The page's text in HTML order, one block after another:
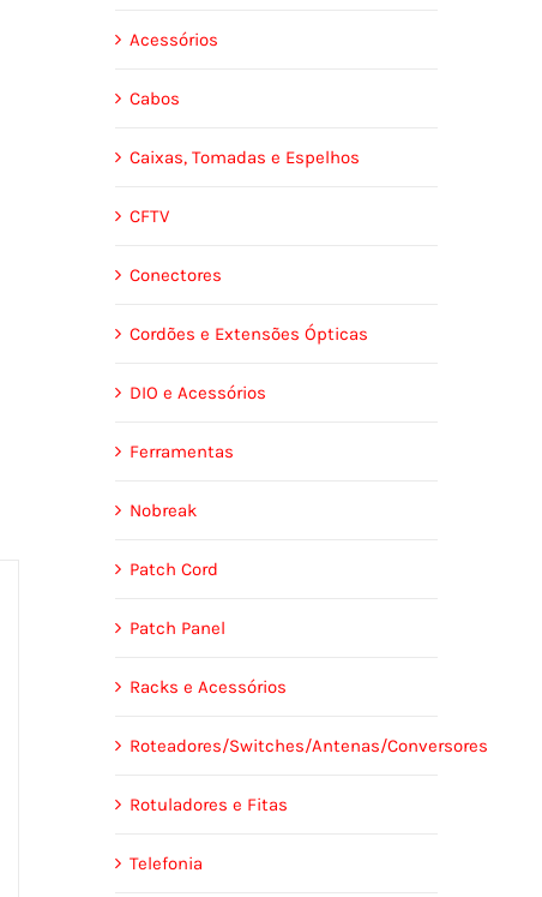
Acessórios
Cabos
Caixas, Tomadas e Espelhos
CFTV
Conectores
Cordões e Extensões Ópticas
DIO e Acessórios
Ferramentas
Nobreak
Patch Cord
Patch Panel
Racks e Acessórios
Roteadores/Switches/Antenas/Conversores
Rotuladores e Fitas
Telefonia